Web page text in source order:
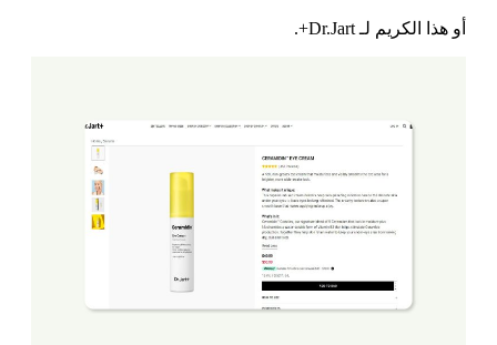
أو هذا الكريم لـ Dr.Jart+.